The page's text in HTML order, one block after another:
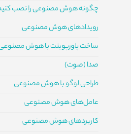
چگونه هوش مصنوعی را نصب
رویدادهای هوش مصنوعی
ساخت پاورپوینت با هوش
صدا (صوت)
طراحی لوگو با هوش مصنوعی
عامل‌های هوش مصنوعی
کاربردهای هوش مصنوعی